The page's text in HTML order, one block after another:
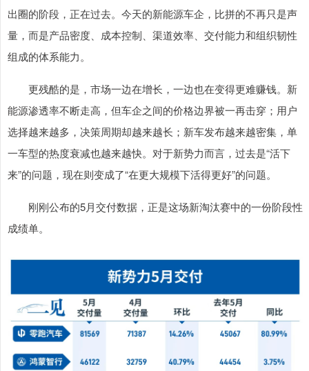
出圈的阶段，正在过去。今天的新能源车企，比拼的不再只是声
量，而是产品密度、成本控制、渠道效率、交付能力和组织韧性
组成的体系能力。
更残酷的是，市场一边在增长，一边也在变得更难赚钱。新
能源渗透率不断走高，但车企之间的价格边界被一再击穿；用户
选择越来越多，决策周期却越来越长；新车发布越来越密集，单
一车型的热度衰减也越来越快。对于新势力而言，过去是“活下
来”的问题，现在则变成了“在更大规模下活得更好”的问题。
刚刚公布的5月交付数据，正是这场新淘汰赛中的一份阶段性
成绩单。